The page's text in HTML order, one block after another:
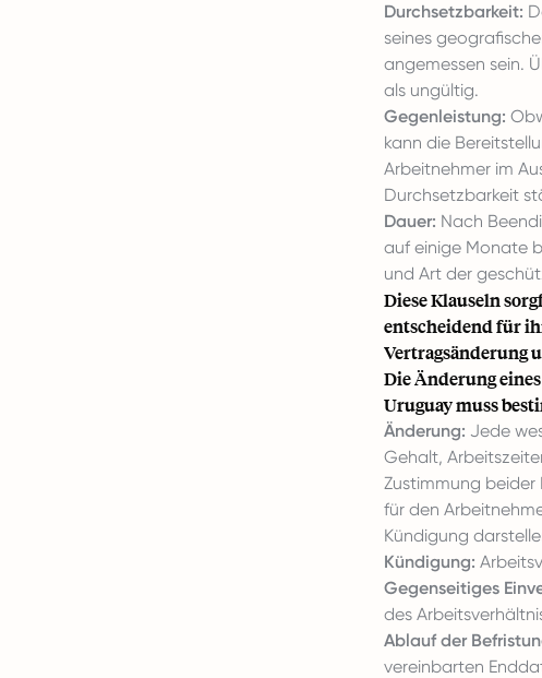
Durchsetzbarkeit:
seines
angemessen sein.
als ungültig.
Gegenleistung:
kann die
Arbeitnehmer im
Durchsetzbarkeit
Dauer: Nach
auf einige Monate
und Art der
Diese Klauseln
entscheidend für
Vertragsänderung
Die Änderung
Uruguay muss
Änderung: Jede
Gehalt,
Zustimmung beider
für den
Kündigung
Kündigung:
Gegenseitiges
des
Ablauf der
vereinbarten